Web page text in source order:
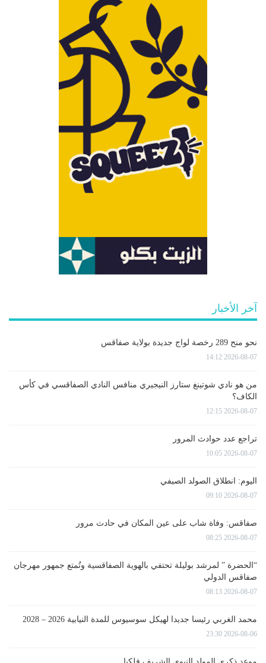
آخر الأخبار
نحو منح 289 رخصة لواج جديدة بولاية صفاقس
2026-08-07 14:12
من هو نادي شوتينغ ستارز النيجيري منافس النادي الصفاقسي في كأس
الكاف؟
2026-08-07 12:15
تراجع عدد حوادث المرور
2026-08-07 10:05
اليوم: انطلاق الصولد الصيفي
2026-08-07 09:10
صفاقس: وفاة شاب على عين المكان في حادث مرور
2026-08-07 08:25
“الحضرة ” لمرشد بوليلة تحتفي بالهوية الصفاقسية وتُمتع جمهور مهرجان
صفاقس الدولي
2026-08-07 08:13
محمد الغربي رئيسا جديدا لهيكل سوسيوس للمدة النيابية 2026 – 2028
2026-08-06 23:30